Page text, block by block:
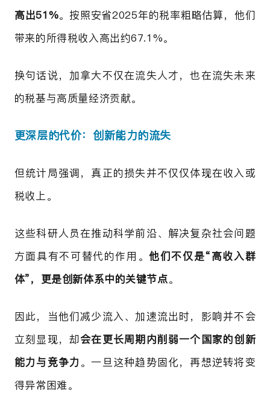
高出51%。按照安省2025年的税率粗略估算，他们
带来的所得税收入高出约67.1%。
换句话说，加拿大不仅在流失人才，也在流失未来
的税基与高质量经济贡献。
更深层的代价：创新能力的流失
但统计局强调，真正的损失并不仅仅体现在收入或
税收上。
这些科研人员在推动科学前沿、解决复杂社会问题
方面具有不可替代的作用。他们不仅是“高收入群
体”，更是创新体系中的关键节点。
因此，当他们减少流入、加速流出时，影响并不会
立刻显现，却会在更长周期内削弱一个国家的创新
能力与竞争力 。一旦这种趋势固化，再想逆转将变
得异常困难。